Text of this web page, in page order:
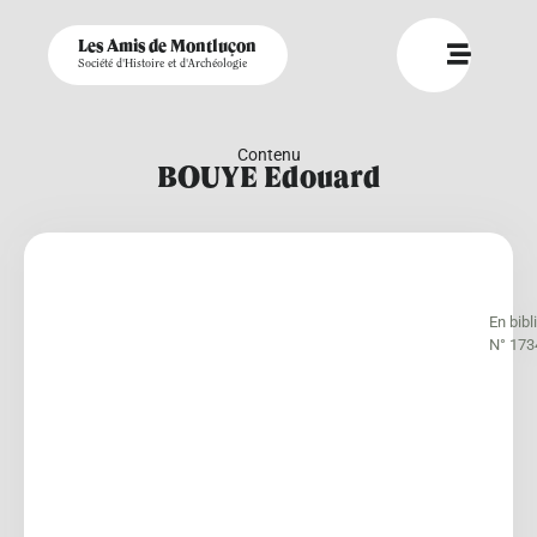
Les Amis de Montluçon
Société d'Histoire et d'Archéologie
Contenu
BOUYE Edouard
En
N°